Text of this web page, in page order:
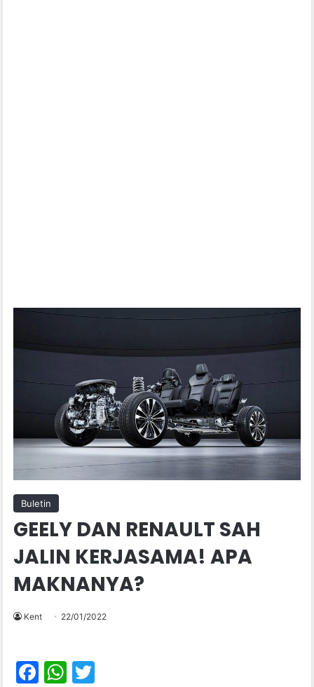
Buletin
GEELY DAN RENAULT SAH
JALIN KERJASAMA! APA
MAKNANYA?
Kent 22/01/2022
F
W